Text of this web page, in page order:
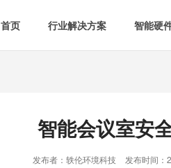
首页 行业解决方案
智慧食安  空气
热门解决方案
智能硬
智能会议室安
发布者：轶伦环境科技 发布时间：